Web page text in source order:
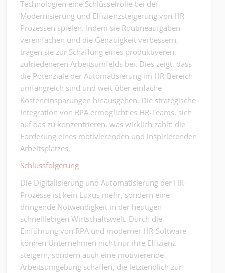
Technologien eine Schlüsselrolle bei der
Modernisierung und Effizienzsteigerung von HR-
Prozessen spielen. Indem sie Routineaufgaben
vereinfachen und die Genauigkeit verbessern,
tragen sie zur Schaffung eines produktiveren,
zufriedeneren Arbeitsumfelds bei. Dies zeigt, dass
die Potenziale der Automatisierung im HR-Bereich
umfangreich sind und weit über einfache
Kosteneinsparungen hinausgehen. Die strategische
Integration von RPA ermöglicht es HR-Teams, sich
auf das zu konzentrieren, was wirklich zählt: die
Förderung eines motivierenden und inspirierenden
Arbeitsplatzes.
Schlussfolgerung
Die Digitalisierung und Automatisierung der HR-
Prozesse ist kein Luxus mehr, sondern eine
dringende Notwendigkeit in der heutigen
schnelllebigen Wirtschaftswelt. Durch die
Einführung von RPA und moderner HR-Software
können Unternehmen nicht nur ihre Effizienz
steigern, sondern auch eine motivierende
Arbeitsumgebung schaffen, die letztendlich zur